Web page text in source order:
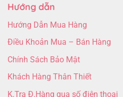
Hướng dẫn
Hướng Dẫn Mua Hàng
Điều Khoản Mua – Bán Hàng
Chính Sách Bảo Mật
Khách Hàng Thân Thiết
K.Tra Đ.Hàng qua số điện thoại